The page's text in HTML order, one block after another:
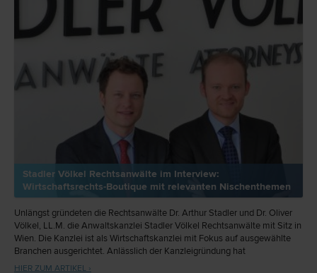
Stadler Völkel Rechtsanwälte im Interview:
Wirtschaftsrechts-Boutique mit relevanten Nischenthemen
Unlängst gründeten die Rechtsanwälte Dr. Arthur Stadler und Dr. Oliver
Völkel, LL.M. die Anwaltskanzlei Stadler Völkel Rechtsanwälte mit Sitz in
Wien. Die Kanzlei ist als Wirtschaftskanzlei mit Fokus auf ausgewählte
Branchen ausgerichtet. Anlässlich der Kanzleigründung hat
meinanwalt.at die beiden Gründer und Partner zum Interview geladen.
HIER ZUM ARTIKEL ›